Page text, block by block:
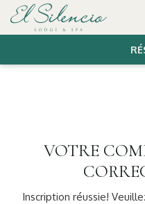
VOTRE
Inscription réussie!